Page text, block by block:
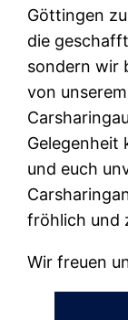
Göttingen
die
sondern wir
von
Gelegenheit
und euch
fröhlich und
Wir freuen